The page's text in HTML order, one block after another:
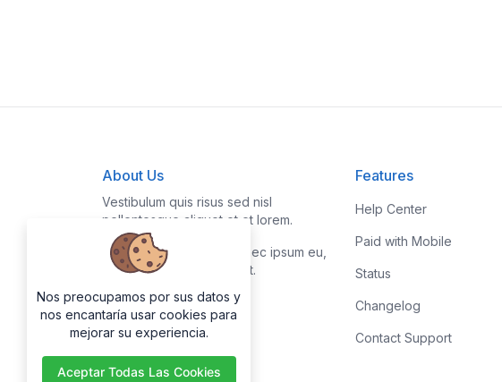
About Us
Vestibulum quis risus sed nisl
pellentesque aliquet et et lorem.
Fusce nibh nisl, gravida nec ipsum eu,
feugiat condimentum velit.
Features
Help Center
Paid with Mobile
Status
Changelog
Contact Support
Nos preocupamos por sus datos y
nos encantaría usar cookies para
mejorar su experiencia.
Aceptar Todas Las Cookies